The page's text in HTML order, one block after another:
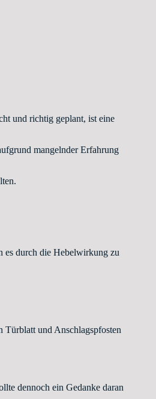
und richtig geplant, ist eine
mangelnder Erfahrung
es durch die Hebelwirkung zu
Türblatt und Anschlagspfosten
dennoch ein Gedanke daran